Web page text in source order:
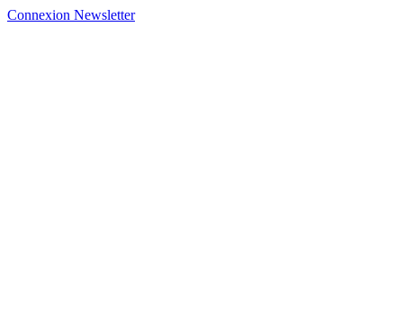
Connexion Newsletter